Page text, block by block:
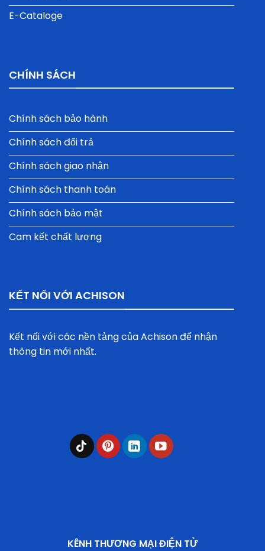
E-Cataloge
CHÍNH SÁCH
Chính sách bảo hành
Chính sách đổi trả
Chính sách giao nhận
Chính sách thanh toán
Chính sách bảo mật
Cam kết chất lượng
KẾT NỐI VỚI ACHISON
Kết nối với các nền tảng của Achison để nhận
thông tin mới nhất.
KÊNH THƯƠNG MẠI ĐIỆN TỬ